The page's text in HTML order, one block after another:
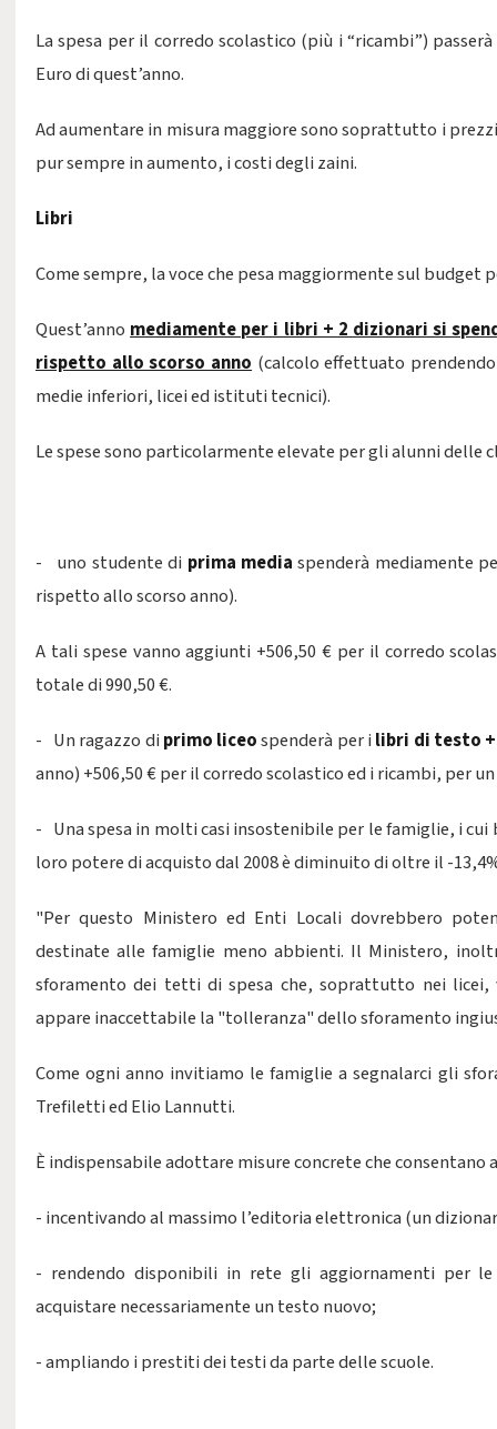
La spesa per il corredo scolastico (più i “ricambi”)
Euro di quest’anno.
Ad aumentare in misura maggiore sono soprattutto i
pur sempre in aumento, i costi degli zaini.
Libri
Come sempre, la voce che pesa maggiormente sul budget
Quest’annomediamente per i libri + 2 dizionari si
rispetto allo scorso anno (calcolo effettuato
medie inferiori, licei ed istituti tecnici).
Le spese sono particolarmente elevate per gli alunni delle
- uno studente di prima media spenderà mediamente
rispetto allo scorso anno).
A tali spese vanno aggiunti +506,50 € per il corredo
totale di 990,50 €.
- Un ragazzo di primo liceospenderà per i libri di testo +
anno) +506,50 € per il corredo scolastico ed i ricambi, per
- Una spesa in molti casi insostenibile per le famiglie, i cui
loro potere di acquisto dal 2008 è diminuito di oltre il -
"Per questo Ministero ed Enti Locali dovrebbero
destinate alle famiglie meno abbienti. Il Ministero,
sforamento dei tetti di spesa che, soprattutto nei
appare inaccettabile la "tolleranza" dello sforamento
Come ogni anno invitiamo le famiglie a segnalarci gli
Trefiletti ed Elio Lannutti.
È indispensabile adottare misure concrete che
- incentivando al massimo l’editoria elettronica (un
- rendendo disponibili in rete gli aggiornamenti per
acquistare necessariamente un testo nuovo;
- ampliando i prestiti dei testi da parte delle scuole.